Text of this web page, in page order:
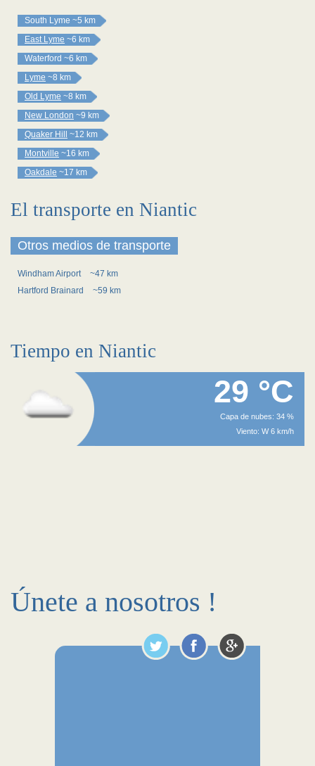
South Lyme ~5 km
East Lyme ~6 km
Waterford ~6 km
Lyme ~8 km
Old Lyme ~8 km
New London ~9 km
Quaker Hill
~12 km
Montville ~16 km
Oakdale ~17 km
El transporte en Niantic
Otros medios de transporte
Windham Airport
~47 km
Hartford Brainard
~59 km
Tiempo en Niantic
29 °C
Capa de nubes: 34 %
Viento: W 6 km/h
Únete a nosotros !